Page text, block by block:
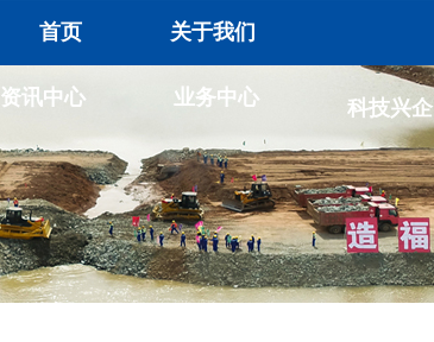
首页 关于我们
资讯中心 业务中心 科技兴企